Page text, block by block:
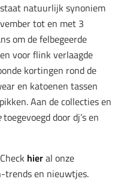
natuurlijk synoniem
tot en met 3
om de felbegeerde
voor flink verlaagde
kortingen rond de
en katoenen tassen
Aan de collecties en
toegevoegd door dj’s en
hieral onze
trends en nieuwtjes.